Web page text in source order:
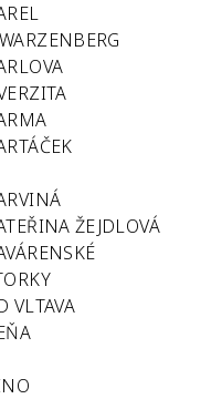
ŽEJDLOVÁ
VLTAVA